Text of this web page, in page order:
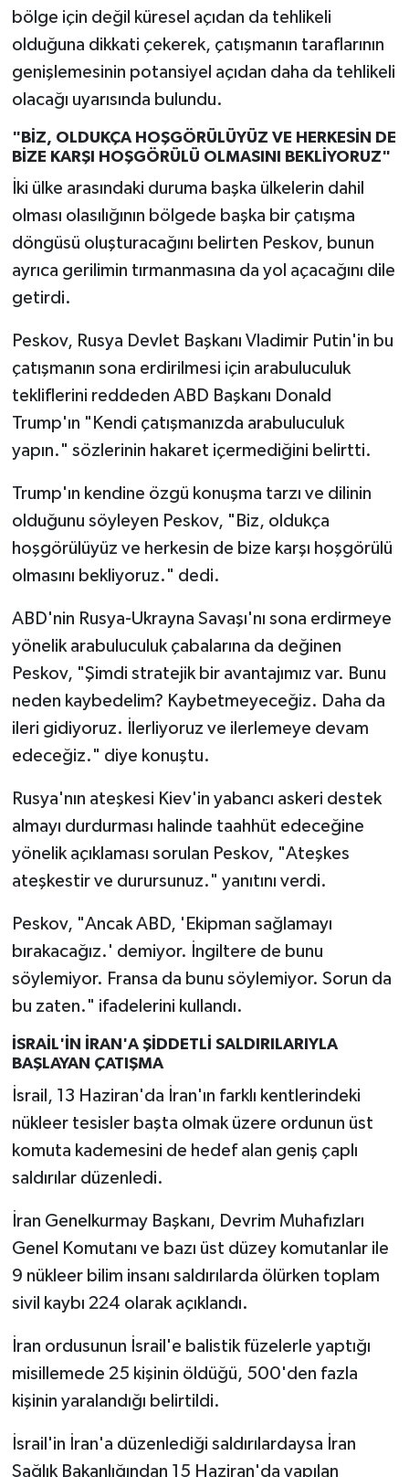
bölge için değil küresel açıdan da tehlikeli
olduğuna dikkati çekerek, çatışmanın taraflarının
genişlemesinin potansiyel açıdan daha da tehlikeli
olacağı uyarısında bulundu.
"BİZ, OLDUKÇA HOŞGÖRÜLÜYÜZ VE HERKESİN DE
BİZE KARŞI HOŞGÖRÜLÜ OLMASINI BEKLİYORUZ"
İki ülke arasındaki duruma başka ülkelerin dahil
olması olasılığının bölgede başka bir çatışma
döngüsü oluşturacağını belirten Peskov, bunun
ayrıca gerilimin tırmanmasına da yol açacağını dile
getirdi.
Peskov, Rusya Devlet Başkanı Vladimir Putin'in bu
çatışmanın sona erdirilmesi için arabuluculuk
tekliflerini reddeden ABD Başkanı Donald
Trump'ın "Kendi çatışmanızda arabuluculuk
yapın." sözlerinin hakaret içermediğini belirtti.
Trump'ın kendine özgü konuşma tarzı ve dilinin
olduğunu söyleyen Peskov, "Biz, oldukça
hoşgörülüyüz ve herkesin de bize karşı hoşgörülü
olmasını bekliyoruz." dedi.
ABD'nin Rusya-Ukrayna Savaşı'nı sona erdirmeye
yönelik arabuluculuk çabalarına da değinen
Peskov, "Şimdi stratejik bir avantajımız var. Bunu
neden kaybedelim? Kaybetmeyeceğiz. Daha da
ileri gidiyoruz. İlerliyoruz ve ilerlemeye devam
edeceğiz." diye konuştu.
Rusya'nın ateşkesi Kiev'in yabancı askeri destek
almayı durdurması halinde taahhüt edeceğine
yönelik açıklaması sorulan Peskov, "Ateşkes
ateşkestir ve durursunuz." yanıtını verdi.
Peskov, "Ancak ABD, 'Ekipman sağlamayı
bırakacağız.' demiyor. İngiltere de bunu
söylemiyor. Fransa da bunu söylemiyor. Sorun da
bu zaten." ifadelerini kullandı.
İSRAİL'İN İRAN'A ŞİDDETLİ SALDIRILARIYLA
BAŞLAYAN ÇATIŞMA
İsrail, 13 Haziran'da İran'ın farklı kentlerindeki
nükleer tesisler başta olmak üzere ordunun üst
komuta kademesini de hedef alan geniş çaplı
saldırılar düzenledi.
İran Genelkurmay Başkanı, Devrim Muhafızları
Genel Komutanı ve bazı üst düzey komutanlar ile
9 nükleer bilim insanı saldırılarda ölürken toplam
sivil kaybı 224 olarak açıklandı.
İran ordusunun İsrail'e balistik füzelerle yaptığı
misillemede 25 kişinin öldüğü, 500'den fazla
kişinin yaralandığı belirtildi.
İsrail'in İran'a düzenlediği saldırılardaysa İran
Sağlık Bakanlığından 15 Haziran'da yapılan